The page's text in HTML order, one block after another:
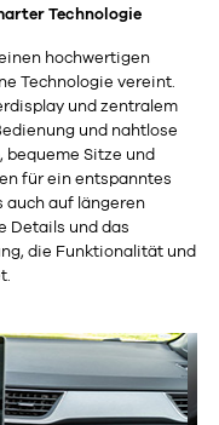
Technologie
hochwertigen
Technologie vereint.
und zentralem
und nahtlose
Sitze und
für ein entspanntes
auch auf längeren
Details und das
die Funktionalität und